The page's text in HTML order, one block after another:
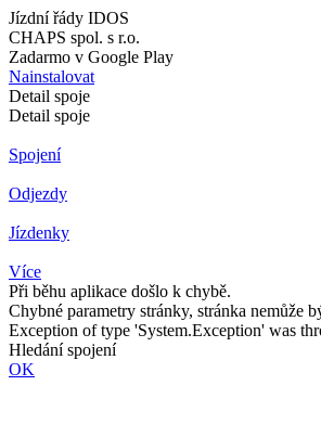
Jízdní řády IDOS
CHAPS spol. s r.o.
Zadarmo v Google Play
Nainstalovat
Detail spoje
Detail spoje
Spojení
Odjezdy
Jízdenky
Více
Při běhu aplikace došlo k chybě.
Chybné parametry stránky, stránka nemůže
Exception of type 'System.Exception' was
Hledání spojení
OK